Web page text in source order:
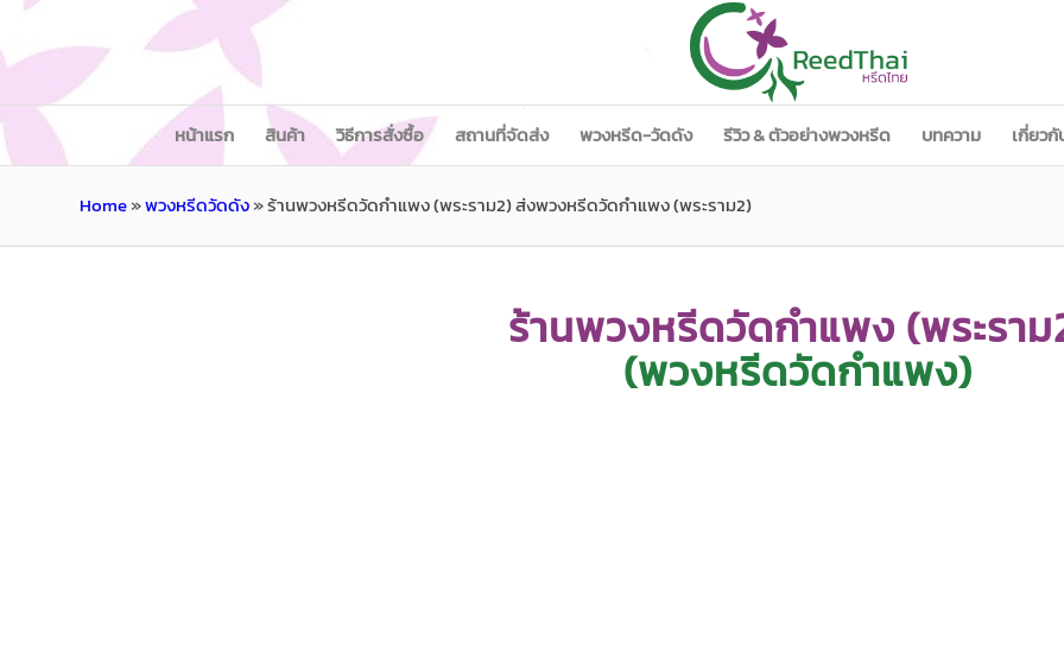
หน้าแรก สินค้า วิธีการสั่งซื้อ สถานที่จัดส่ง พวงหรีด-วัดดัง รีวิว & ตัวอย่างพวงหรีด บทความ เกี่ยวกั
Home»พวงหรีดวัดดัง»ร้านพวงหรีดวัดกำแพง (พระราม2) ส่งพวงหรีดวัดกำแพง (พระราม2)
ร้านพวงหรีดวัดกำแพง (พระราม
(พวงหรีดวัดกำแพง)